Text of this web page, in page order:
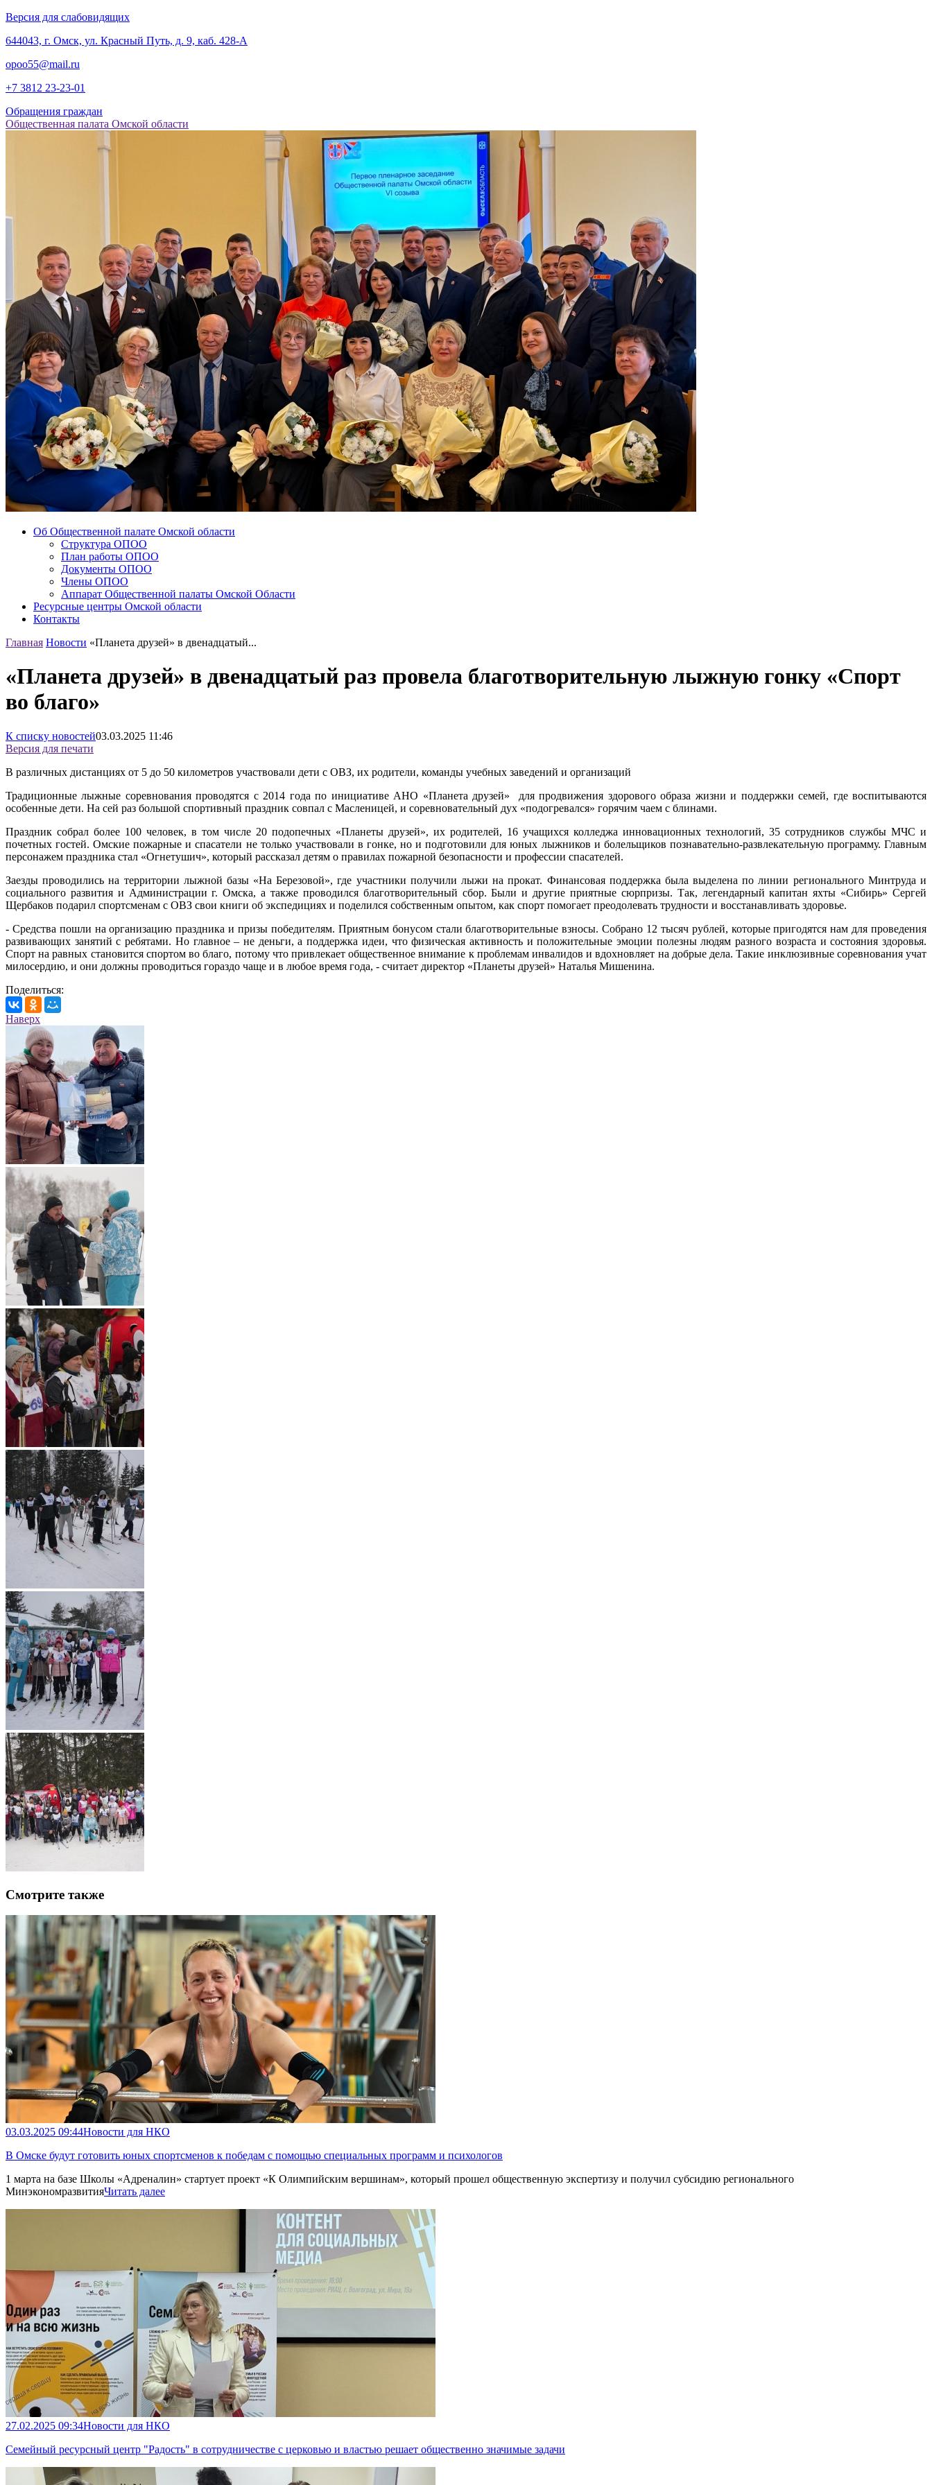
Версия для слабовидящих
‎644043, г. Омск, ул. Красный Путь, д. 9, каб. 428-А
opoo55@mail.ru
+7 3812 23-23-01
Обращения граждан
Общественная палата Омской области
Об Общественной палате Омской области
Структура ОПОО
План работы ОПОО
Документы ОПОО
Члены ОПОО
Аппарат Общественной палаты Омской Области
Ресурсные центры Омской области
Контакты
Главная Новости «Планета друзей» в двенадцатый...
«Планета друзей» в двенадцатый раз провела благотворительную лыжную гонку «Спорт
во благо»
К списку новостей03.03.2025 11:46
Версия для печати
В различных дистанциях от 5 до 50 километров участвовали дети с ОВЗ, их родители, команды учебных заведений и организаций
Традиционные лыжные соревнования проводятся с 2014 года по инициативе АНО «Планета друзей» для продвижения здорового образа жизни и поддержки семей, где воспитываются
особенные дети. На сей раз большой спортивный праздник совпал с Масленицей, и соревновательный дух «подогревался» горячим чаем с блинами.
Праздник собрал более 100 человек, в том числе 20 подопечных «Планеты друзей», их родителей, 16 учащихся колледжа инновационных технологий, 35 сотрудников службы МЧС и
почетных гостей. Омские пожарные и спасатели не только участвовали в гонке, но и подготовили для юных лыжников и болельщиков познавательно-развлекательную программу. Главным
персонажем праздника стал «Огнетушич», который рассказал детям о правилах пожарной безопасности и профессии спасателей.
Заезды проводились на территории лыжной базы «На Березовой», где участники получили лыжи на прокат. Финансовая поддержка была выделена по линии регионального Минтруда и
социального развития и Администрации г. Омска, а также проводился благотворительный сбор. Были и другие приятные сюрпризы. Так, легендарный капитан яхты «Сибирь» Сергей
Щербаков подарил спортсменам с ОВЗ свои книги об экспедициях и поделился собственным опытом, как спорт помогает преодолевать трудности и восстанавливать здоровье.
- Средства пошли на организацию праздника и призы победителям. Приятным бонусом стали благотворительные взносы. Собрано 12 тысяч рублей, которые пригодятся нам для проведения
развивающих занятий с ребятами. Но главное – не деньги, а поддержка идеи, что физическая активность и положительные эмоции полезны людям разного возраста и состояния здоровья.
Спорт на равных становится спортом во благо, потому что привлекает общественное внимание к проблемам инвалидов и вдохновляет на добрые дела. Такие инклюзивные соревнования учат
милосердию, и они должны проводиться гораздо чаще и в любое время года, - считает директор «Планеты друзей» Наталья Мишенина.
Поделиться:
Наверх
Смотрите также
03.03.2025 09:44Новости для НКО
В Омске будут готовить юных спортсменов к победам с помощью специальных программ и психологов
1 марта на базе Школы «Адреналин» стартует проект «К Олимпийским вершинам», который прошел общественную экспертизу и получил субсидию регионального
МинэкономразвитияЧитать далее
27.02.2025 09:34Новости для НКО
Семейный ресурсный центр "Радость" в сотрудничестве с церковью и властью решает общественно значимые задачи